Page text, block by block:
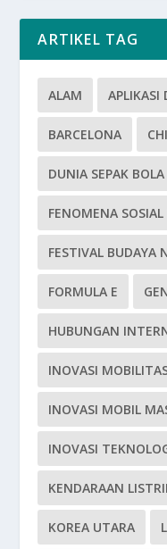
ARTIKEL TAG
ALAM APLIKASI
BARCELONA
DUNIA SEPAK BOLA
FENOMENA
FESTIVAL BUDAYA
FORMULA E
HUBUNGAN
INOVASI
INOVASI MOBIL
INOVASI
KENDARAAN
KOREA UTARA